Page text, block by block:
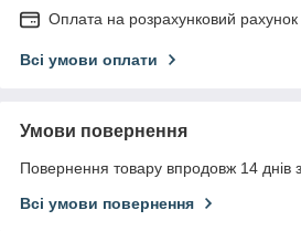
Оплата на розрахунковий
Всі умови оплати
Умови повернення
Повернення товару впродовж 14 днів
Всі умови повернення